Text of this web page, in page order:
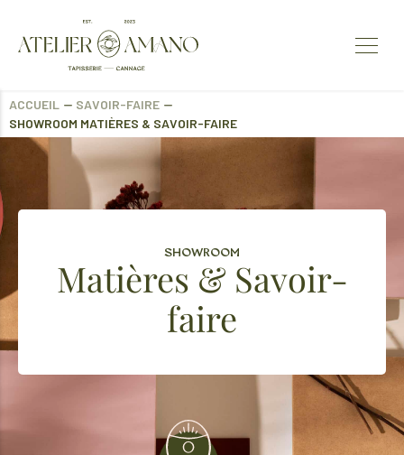
ACCUEIL ⏤ SAVOIR-FAIRE ⏤
SHOWROOM MATIÈRES & SAVOIR-FAIRE
SHOWROOM
Matières & Savoir-
faire